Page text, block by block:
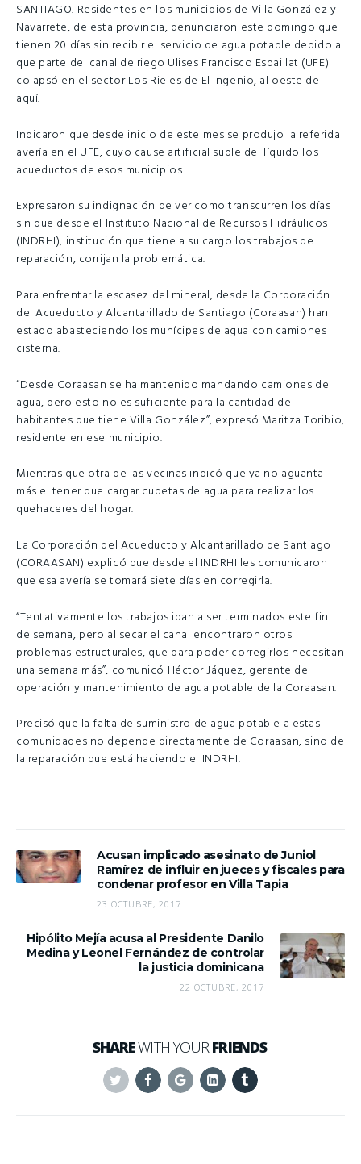
SANTIAGO. Residentes en los municipios de Villa González y
Navarrete, de esta provincia, denunciaron este domingo que
tienen 20 días sin recibir el servicio de agua potable debido a
que parte del canal de riego Ulises Francisco Espaillat (UFE)
colapsó en el sector Los Rieles de El Ingenio, al oeste de
aquí.
Indicaron que desde inicio de este mes se produjo la referida
avería en el UFE, cuyo cause artificial suple del líquido los
acueductos de esos municipios.
Expresaron su indignación de ver como transcurren los días
sin que desde el Instituto Nacional de Recursos Hidráulicos
(INDRHI), institución que tiene a su cargo los trabajos de
reparación, corrijan la problemática.
Para enfrentar la escasez del mineral, desde la Corporación
del Acueducto y Alcantarillado de Santiago (Coraasan) han
estado abasteciendo los munícipes de agua con camiones
cisterna.
“Desde Coraasan se ha mantenido mandando camiones de
agua, pero esto no es suficiente para la cantidad de
habitantes que tiene Villa González”, expresó Maritza Toribio,
residente en ese municipio.
Mientras que otra de las vecinas indicó que ya no aguanta
más el tener que cargar cubetas de agua para realizar los
quehaceres del hogar.
La Corporación del Acueducto y Alcantarillado de Santiago
(CORAASAN) explicó que desde el INDRHI les comunicaron
que esa avería se tomará siete días en corregirla.
“Tentativamente los trabajos iban a ser terminados este fin
de semana, pero al secar el canal encontraron otros
problemas estructurales, que para poder corregirlos necesitan
una semana más”, comunicó Héctor Jáquez, gerente de
operación y mantenimiento de agua potable de la Coraasan.
Precisó que la falta de suministro de agua potable a estas
comunidades no depende directamente de Coraasan, sino de
la reparación que está haciendo el INDRHI.
Acusan implicado asesinato de Juniol
Ramírez de influir en jueces y fiscales para
condenar profesor en Villa Tapia
23 OCTUBRE, 2017
Hipólito Mejía acusa al Presidente Danilo
Medina y Leonel Fernández de controlar
la justicia dominicana
22 OCTUBRE, 2017
SHAREWITH YOURFRIENDS!